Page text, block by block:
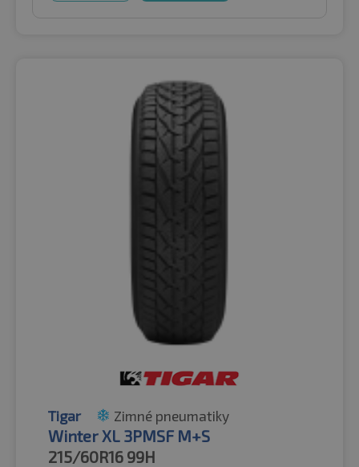
Tigar Zimné pneumatiky
Winter XL 3PMSF M+S
215/60R16 99H